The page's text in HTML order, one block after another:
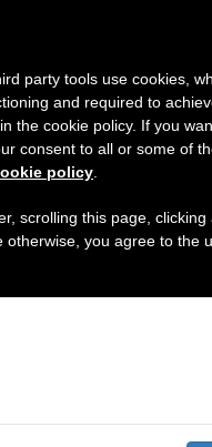
al 7 de agosto haremos
que en el periodo
informaciones y
party tools use cookies,
and required to
the cookie policy. If you
consent to all or some of
policy
scrolling this page, clicking
otherwise, you agree to the